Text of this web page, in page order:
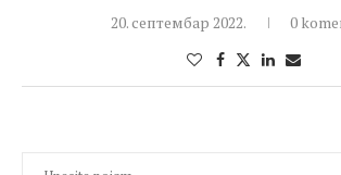
20. септембар 2022. 0